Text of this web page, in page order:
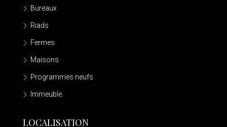
Bureaux
Riads
Fermes
Maisons
Programmes neufs
Immeuble
LOCALISATION